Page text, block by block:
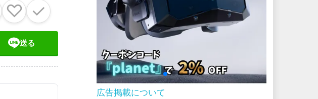
♡ ✓
送る
広告掲載について